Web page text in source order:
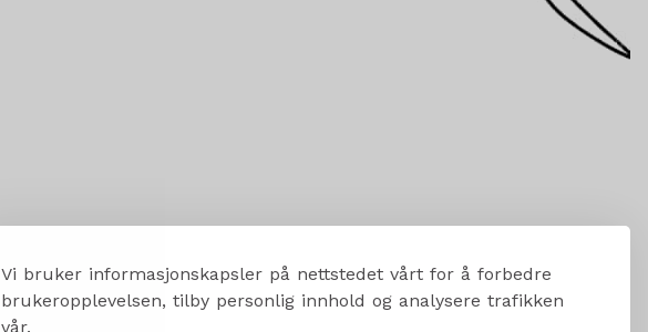
Vi bruker informasjonskapsler på nettstedet vårt for å forbedre
brukeropplevelsen, tilby personlig innhold og analysere trafikken
vår.